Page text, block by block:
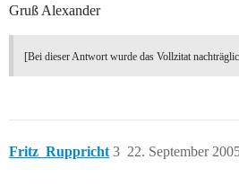
Gruß Alexander
[Bei dieser Antwort wurde das Vollzitat
Fritz_Ruppricht 22. September
3